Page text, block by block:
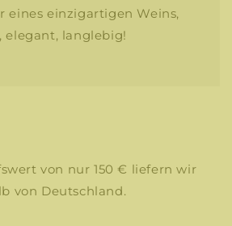
eines einzigartigen Weins,
elegant, langlebig!
von nur 150 € liefern wir
von Deutschland.